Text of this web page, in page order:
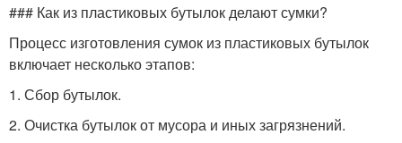
### Как из пластиковых бутылок делают сумки?
Процесс изготовления сумок из пластиковых бутылок
включает несколько этапов:
1. Сбор бутылок.
2. Очистка бутылок от мусора и иных загрязнений.